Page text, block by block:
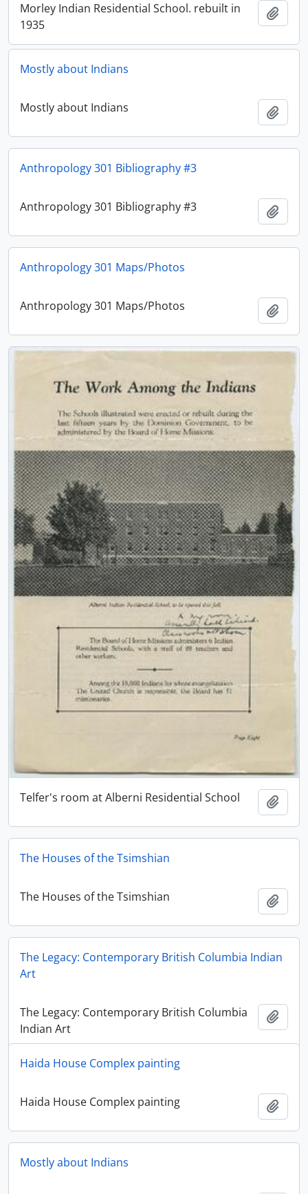
Morley Indian Residential School. rebuilt in
1935
Mostly about Indians
Mostly about Indians
Anthropology 301 Bibliography #3
Anthropology 301 Bibliography #3
Anthropology 301 Maps/Photos
Anthropology 301 Maps/Photos
Telfer's room at Alberni Residential School
The Houses of the Tsimshian
The Houses of the Tsimshian
The Legacy: Contemporary British Columbia Indian
Art
The Legacy: Contemporary British Columbia
Indian Art
Haida House Complex painting
Haida House Complex painting
Mostly about Indians